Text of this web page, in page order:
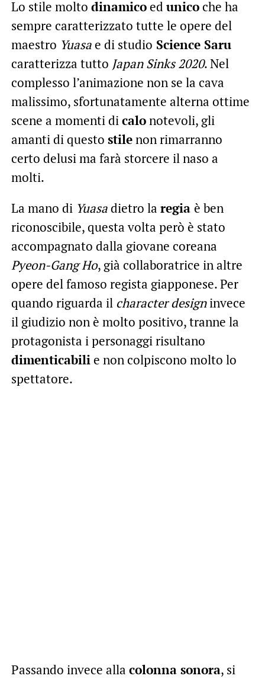
Lo stile molto dinamicoed unicoche ha
sempre caratterizzato tutte le opere del
maestro Yuasae di studio Science Saru
caratterizza tutto Japan Sinks 2020. Nel
complesso l’animazione non se la cava
malissimo, sfortunatamente alterna ottime
scene a momenti dicalonotevoli, gli
amanti di questo stilenon rimarranno
certo delusi ma farà storcere il naso a
molti.
La mano di Yuasadietro la regia è ben
riconoscibile, questa volta però è stato
accompagnato dalla giovane coreana
Pyeon-Gang Ho, già collaboratrice in altre
opere del famoso regista giapponese. Per
quando riguarda il character designinvece
il giudizio non è molto positivo, tranne la
protagonista i personaggi risultano
dimenticabilie non colpiscono molto lo
spettatore.
Passando invece alla colonna sonora, si